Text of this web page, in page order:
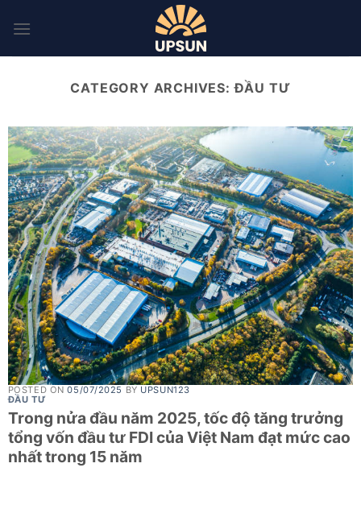
CATEGORY ARCHIVES:ĐẦU TƯ
POSTED ON05/07/2025 BY UPSUN123
ĐẦU TƯ
Trong nửa đầu năm 2025, tốc độ tăng trưởng
tổng vốn đầu tư FDI của Việt Nam đạt mức cao
nhất trong 15 năm